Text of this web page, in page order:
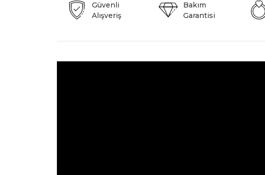
Güvenli
Alışveriş
Bakım
Garantisi